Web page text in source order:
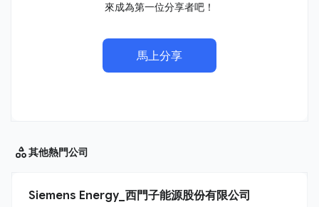
來成為第一位分享者吧！
馬上分享
其他熱門公司
Siemens Energy_西門子能源股份有限公司